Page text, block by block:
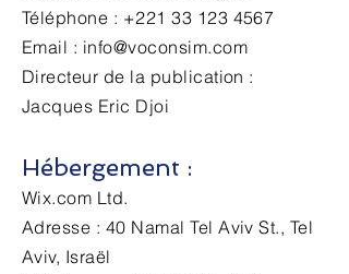
Téléphone : +221 33 123 4567
Email : info@voconsim.com
Directeur de la publication :
Jacques Eric Djoi
Hébergement :
Wix.com Ltd.
Adresse : 40 Namal Tel Aviv St., Tel
Aviv, Israël